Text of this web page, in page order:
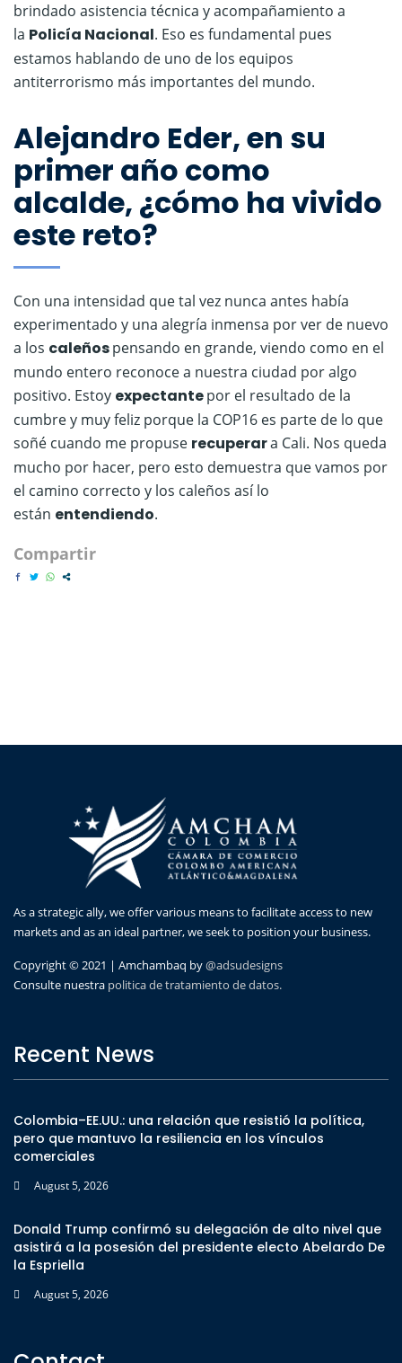
brindado asistencia técnica y acompañamiento a
la Policía Nacional. Eso es fundamental pues
estamos hablando de uno de los equipos
antiterrorismo más importantes del mundo.
Alejandro Eder, en su
primer año como
alcalde, ¿cómo ha vivido
este reto?
Con una intensidad que tal vez nunca antes había
experimentado y una alegría inmensa por ver de nuevo
a los caleñospensando en grande, viendo como en el
mundo entero reconoce a nuestra ciudad por algo
positivo. Estoy expectantepor el resultado de la
cumbre y muy feliz porque la COP16 es parte de lo que
soñé cuando me propuse recuperara Cali. Nos queda
mucho por hacer, pero esto demuestra que vamos por
el camino correcto y los caleños así lo
están entendiendo.
Compartir
As a strategic ally, we offer various means to facilitate access to new
markets and as an ideal partner, we seek to position your business.
Copyright © 2021 | Amchambaq by@adsudesigns
Consulte nuestra politica de tratamiento de datos.
Recent News
Colombia–EE.UU.: una relación que resistió la política,
pero que mantuvo la resiliencia en los vínculos
comerciales
August 5, 2026
Donald Trump confirmó su delegación de alto nivel que
asistirá a la posesión del presidente electo Abelardo De
la Espriella
August 5, 2026